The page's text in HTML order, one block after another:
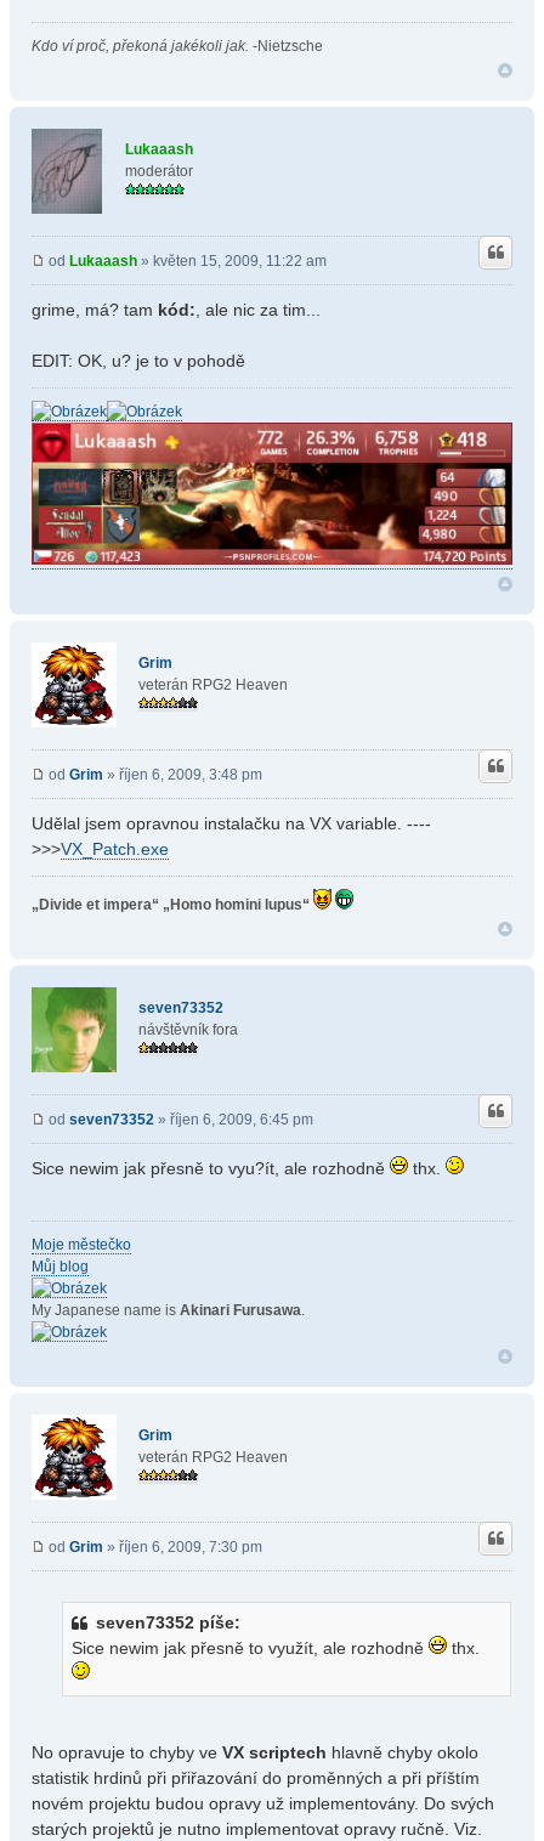
Kdo ví proč, překoná jakékoli jak. -Nietzsche
Lukaaash
moderátor
od Lukaaash » květen 15, 2009, 11:22 am
grime, má? tam kód: , ale nic za tim...
EDIT: OK, u? je to v pohodě
Grim
veterán RPG2 Heaven
od Grim » říjen 6, 2009, 3:48 pm
Udělal jsem opravnou instalačku na VX variable. ----
>>>VX_Patch.exe
„Divide et impera“ „Homo homini lupus“
seven73352
návštěvník fora
od seven73352 » říjen 6, 2009, 6:45 pm
Sice newim jak přesně to vyu?ít, ale rozhodně thx.
Moje městečko
Můj blog
My Japanese name is Akinari Furusawa.
Grim
veterán RPG2 Heaven
od Grim » říjen 6, 2009, 7:30 pm
seven73352 píše:
Sice newim jak přesně to využít, ale rozhodně
thx.
No opravuje to chyby ve VX scriptech hlavně chyby okolo
statistik hrdinů při přiřazování do proměnných a při příštím
novém projektu budou opravy už implementovány. Do svých
starých projektů je nutno implementovat opravy ručně. Viz.